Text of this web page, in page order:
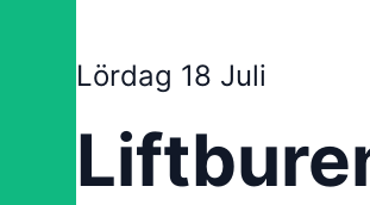
Lördag 18 Juli